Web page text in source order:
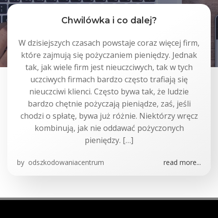
Chwilówka i co dalej?
W dzisiejszych czasach powstaje coraz więcej firm,
które zajmują się pożyczaniem pieniędzy. Jednak
tak, jak wiele firm jest nieuczciwych, tak w tych
uczciwych firmach bardzo często trafiają się
nieuczciwi klienci. Często bywa tak, że ludzie
bardzo chętnie pożyczają pieniądze, zaś, jeśli
chodzi o spłatę, bywa już różnie. Niektórzy wręcz
kombinują, jak nie oddawać pożyczonych
pieniędzy. […]
by odszkodowaniacentrum read more...